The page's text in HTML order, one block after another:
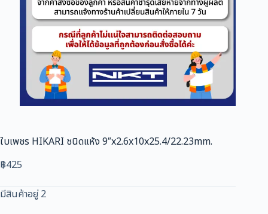
ใบเพชร HIKARI ชนิดแห้ง 9″x2.6x10x25.4/22.23mm.
฿425
มีสินค้าอยู่ 2